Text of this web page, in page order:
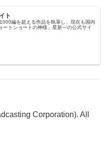
ト
編を超える作品を執筆し、現在も国内
ートショートの神様」星新一の公式サイ
Corporation). All